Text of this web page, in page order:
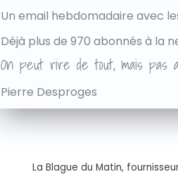
Un email hebdomadaire avec
Déjà plus de 970 abonnés à la
On peut rire de tout, mais pas
Pierre Desproges
La Blague du Matin,